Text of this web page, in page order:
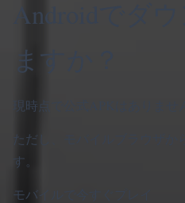
Androidでダ
ますか？
現時点で公式APKはありませ
ただし、モバイルブラウザか
す。
モバイルで今すぐプレイ